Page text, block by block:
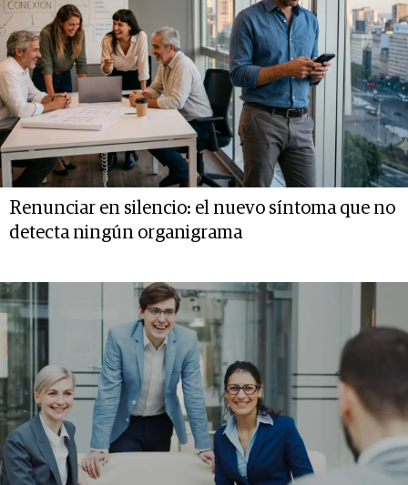
Renunciar en silencio: el nuevo síntoma que no
detecta ningún organigrama